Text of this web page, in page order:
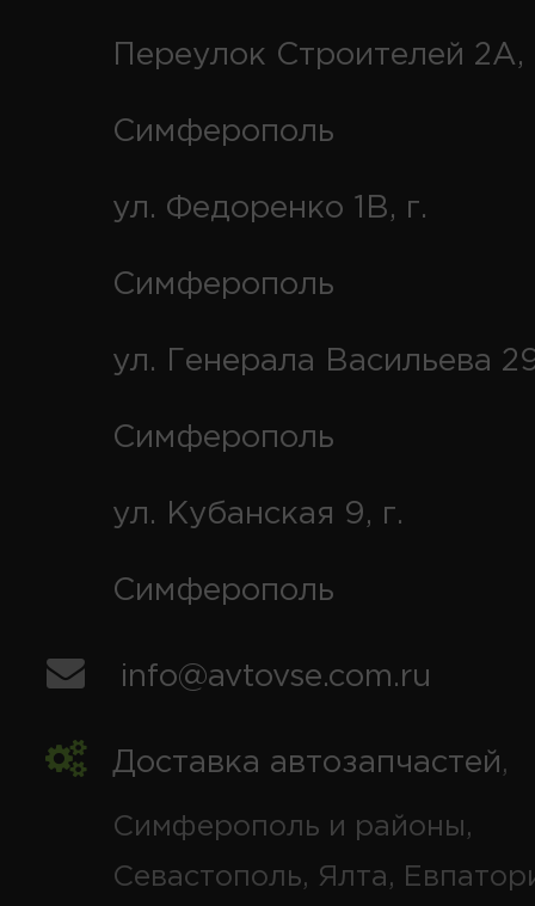
Переулок Строителей 2А,
Симферополь
ул. Федоренко 1В, г.
Симферополь
ул. Генерала Васильева
Симферополь
ул. Кубанская 9, г.
Симферополь
info@avtovse.com.ru
Доставка автозапчастей,
Симферополь и районы,
Севастополь, Ялта,